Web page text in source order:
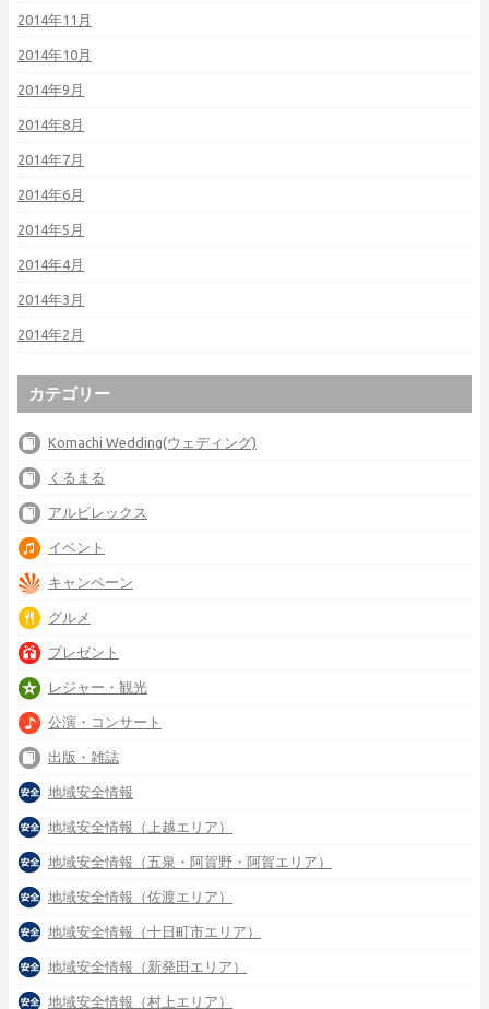
2014年11月
2014年10月
2014年9月
2014年8月
2014年7月
2014年6月
2014年5月
2014年4月
2014年3月
2014年2月
カテゴリー
Komachi Wedding(ウェディング)
くるまる
アルビレックス
イベント
キャンペーン
グルメ
プレゼント
レジャー・観光
公演・コンサート
出版・雑誌
地域安全情報
地域安全情報（上越エリア）
地域安全情報（五泉・阿賀野・阿賀エリア）
地域安全情報（佐渡エリア）
地域安全情報（十日町市エリア）
地域安全情報（新発田エリア）
地域安全情報（村上エリア）